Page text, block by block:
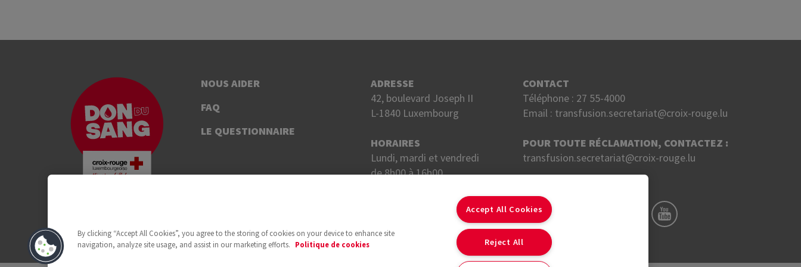
NOUS AIDER
FAQ
LE QUESTIONNAIRE
ADRESSE
42, boulevard Joseph II
L-1840 Luxembourg
HORAIRES
Lundi, mardi et vendredi
de 8h00 à 16h00.
CONTACT
Téléphone : 27 55-4000
Email : transfusion.secretariat@croix-rouge.lu
POUR TOUTE RÉCLAMATION, CONTACTEZ :
transfusion.secretariat@croix-rouge.lu
By clicking “Accept All Cookies”, you agree to the storing of cookies on your device to enhance site
navigation, analyze site usage, and assist in our marketing efforts.
Politique de cookies
Accept All Cookies
Reject All